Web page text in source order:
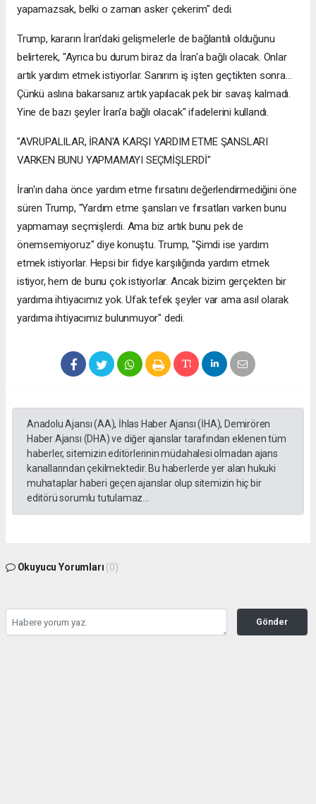
yapamazsak, belki o zaman asker çekerim" dedi.
Trump, kararın İran'daki gelişmelerle de bağlantılı olduğunu
belirterek, "Ayrıca bu durum biraz da İran'a bağlı olacak. Onlar
artık yardım etmek istiyorlar. Sanırım iş işten geçtikten sonra...
Çünkü aslına bakarsanız artık yapılacak pek bir savaş kalmadı.
Yine de bazı şeyler İran'a bağlı olacak" ifadelerini kullandı.
"AVRUPALILAR, İRAN'A KARŞI YARDIM ETME ŞANSLARI
VARKEN BUNU YAPMAMAYI SEÇMİŞLERDİ"
İran'ın daha önce yardım etme fırsatını değerlendirmediğini öne
süren Trump, "Yardım etme şansları ve fırsatları varken bunu
yapmamayı seçmişlerdi. Ama biz artık bunu pek de
önemsemiyoruz" diye konuştu. Trump, "Şimdi ise yardım
etmek istiyorlar. Hepsi bir fidye karşılığında yardım etmek
istiyor, hem de bunu çok istiyorlar. Ancak bizim gerçekten bir
yardıma ihtiyacımız yok. Ufak tefek şeyler var ama asıl olarak
yardıma ihtiyacımız bulunmuyor" dedi.
Anadolu Ajansı (AA), İhlas Haber Ajansı (İHA), Demirören
Haber Ajansı (DHA) ve diğer ajanslar tarafından eklenen tüm
haberler, sitemizin editörlerinin müdahalesi olmadan ajans
kanallarından çekilmektedir. Bu haberlerde yer alan hukuki
muhataplar haberi geçen ajanslar olup sitemizin hiç bir
editörü sorumlu tutulamaz...
Okuyucu Yorumları (0)
Gönder